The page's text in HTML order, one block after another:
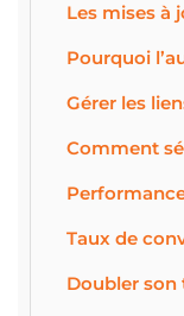
Les mises à
Pourquoi
Gérer les
Comment
Taux de
Doubler son